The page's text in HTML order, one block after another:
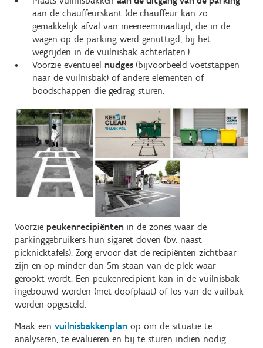
aan de chauffeurskant (de chauffeur kan zo
gemakkelijk afval van meeneemmaaltijd, die in de
wagen op de parking werd genuttigd, bij het
wegrijden in de vuilnisbak achterlaten.)
Voorzie eventueel nudges (bijvoorbeeld voetstappen
naar de vuilnisbak) of andere elementen of
boodschappen die gedrag sturen.
Voorzie peukenrecipiënten in de zones waar de
parkinggebruikers hun sigaret doven (bv. naast
picknicktafels). Zorg ervoor dat de recipiënten zichtbaar
zijn en op minder dan 5m staan van de plek waar
gerookt wordt. Een peukenrecipiënt kan in de vuilnisbak
ingebouwd worden (met doofplaat) of los van de vuilbak
worden opgesteld.
Maak een vuilnisbakkenplan op om de situatie te
analyseren, te evalueren en bij te sturen indien nodig.